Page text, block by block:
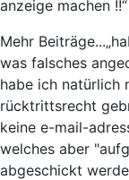
anzeige machen !!“
Mehr Beiträge...
was falsches
habe ich natürlich
rücktrittsrecht
keine e-mail-
welches aber
abgeschickt